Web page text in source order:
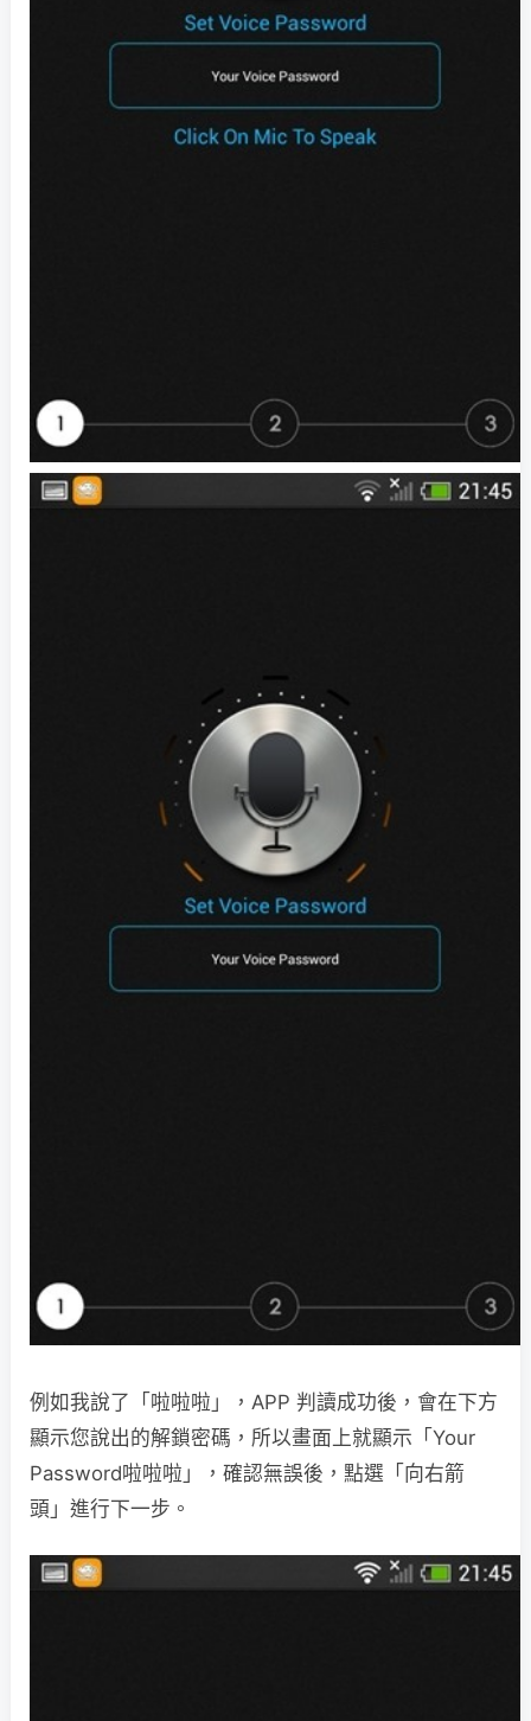
例如我說了「啦啦啦」，APP 判讀成功後，會在下方
顯示您說出的解鎖密碼，所以畫面上就顯示「Your
Password啦啦啦」，確認無誤後，點選「向右箭
頭」進行下一步。